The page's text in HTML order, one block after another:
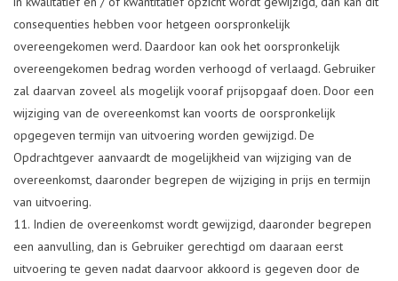
consequenties hebben voor hetgeen oorspronkelijk
overeengekomen werd. Daardoor kan ook het oorspronkelijk
overeengekomen bedrag worden verhoogd of verlaagd. Gebruiker
zal daarvan zoveel als mogelijk vooraf prijsopgaaf doen. Door een
wijziging van de overeenkomst kan voorts de oorspronkelijk
opgegeven termijn van uitvoering worden gewijzigd. De
Opdrachtgever aanvaardt de mogelijkheid van wijziging van de
overeenkomst, daaronder begrepen de wijziging in prijs en termijn
van uitvoering.
Indien de overeenkomst wordt gewijzigd, daaronder begrepen
een aanvulling, dan is Gebruiker gerechtigd om daaraan eerst
uitvoering te geven nadat daarvoor akkoord is gegeven door de